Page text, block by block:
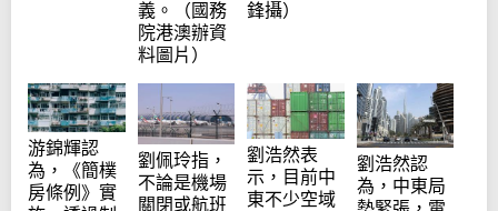
義。（國務
院港澳辦資
料圖片）
鋒攝）
游錦輝認
為，《簡樸
房條例》實
劉佩玲指，
不論是機場
關閉或航班
劉浩然表
示，目前中
東不少空域
劉浩然認
為，中東局